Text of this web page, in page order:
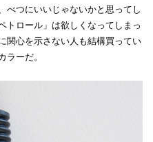
べつにいいじゃないかと思ってし
トロール」は欲しくなってしまっ
関心を示さない人も結構買ってい
ラーだ。